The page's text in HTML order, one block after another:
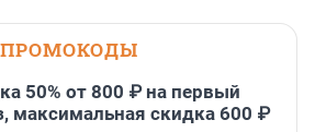
ПРОМОКОДЫ
50% от 800 ₽ на первый
максимальная скидка 600 ₽